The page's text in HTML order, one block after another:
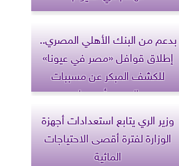
بدعم من البنك الأهلي المصري..
إطلاق قوافل «مصر في عيونا»
للكشف المبكر عن مسببات
العمى بأسيوط
وزير الري يتابع استعدادات أجهزة
الوزارة لفترة أقصى الاحتياجات
المائية